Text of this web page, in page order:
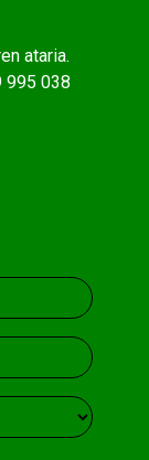
ataria.
995 038